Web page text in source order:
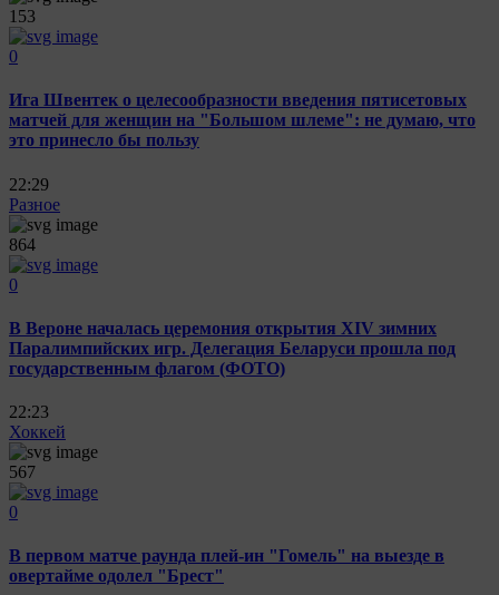
153
0
Ига Швентек о целесообразности введения пятисетовых
матчей для женщин на "Большом шлеме": не думаю, что
это принесло бы пользу
22:29
Разное
864
0
В Вероне началась церемония открытия XIV зимних
Паралимпийских игр. Делегация Беларуси прошла под
государственным флагом (ФОТО)
22:23
Хоккей
567
0
В первом матче раунда плей-ин "Гомель" на выезде в
овертайме одолел "Брест"